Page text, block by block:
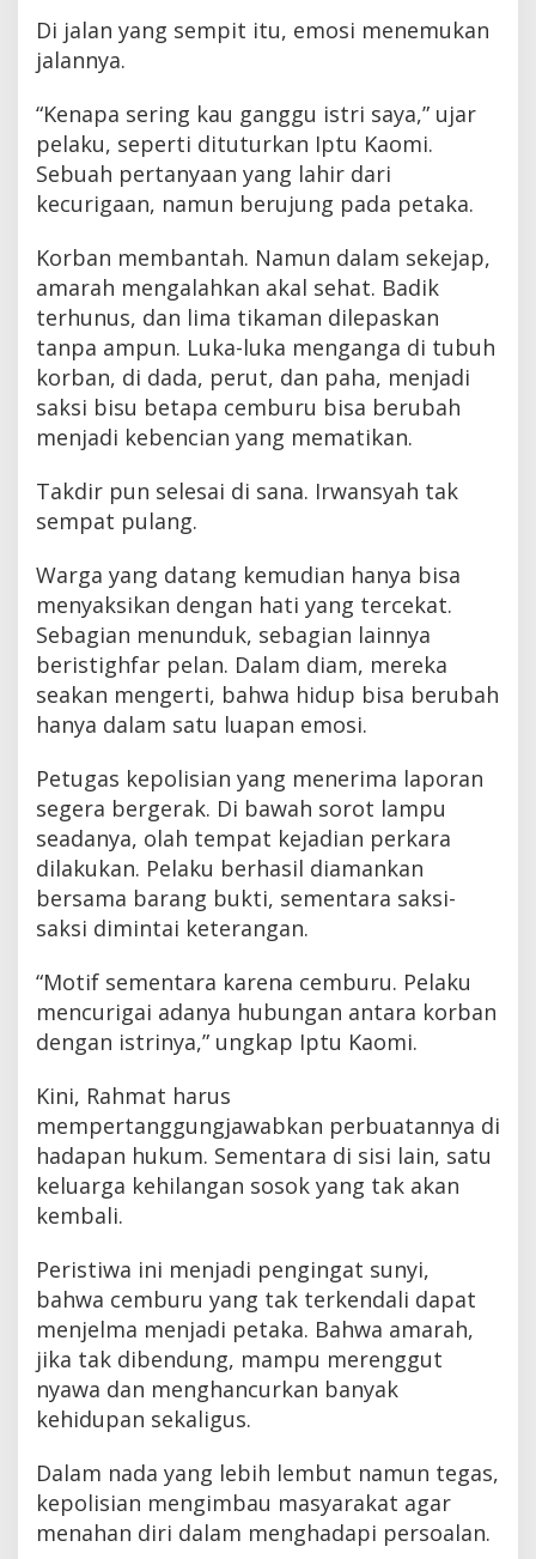
Di jalan yang sempit itu, emosi menemukan
jalannya.
“Kenapa sering kau ganggu istri saya,” ujar
pelaku, seperti dituturkan Iptu Kaomi.
Sebuah pertanyaan yang lahir dari
kecurigaan, namun berujung pada petaka.
Korban membantah. Namun dalam sekejap,
amarah mengalahkan akal sehat. Badik
terhunus, dan lima tikaman dilepaskan
tanpa ampun. Luka-luka menganga di tubuh
korban, di dada, perut, dan paha, menjadi
saksi bisu betapa cemburu bisa berubah
menjadi kebencian yang mematikan.
Takdir pun selesai di sana. Irwansyah tak
sempat pulang.
Warga yang datang kemudian hanya bisa
menyaksikan dengan hati yang tercekat.
Sebagian menunduk, sebagian lainnya
beristighfar pelan. Dalam diam, mereka
seakan mengerti, bahwa hidup bisa berubah
hanya dalam satu luapan emosi.
Petugas kepolisian yang menerima laporan
segera bergerak. Di bawah sorot lampu
seadanya, olah tempat kejadian perkara
dilakukan. Pelaku berhasil diamankan
bersama barang bukti, sementara saksi-
saksi dimintai keterangan.
“Motif sementara karena cemburu. Pelaku
mencurigai adanya hubungan antara korban
dengan istrinya,” ungkap Iptu Kaomi.
Kini, Rahmat harus
mempertanggungjawabkan perbuatannya di
hadapan hukum. Sementara di sisi lain, satu
keluarga kehilangan sosok yang tak akan
kembali.
Peristiwa ini menjadi pengingat sunyi,
bahwa cemburu yang tak terkendali dapat
menjelma menjadi petaka. Bahwa amarah,
jika tak dibendung, mampu merenggut
nyawa dan menghancurkan banyak
kehidupan sekaligus.
Dalam nada yang lebih lembut namun tegas,
kepolisian mengimbau masyarakat agar
menahan diri dalam menghadapi persoalan.